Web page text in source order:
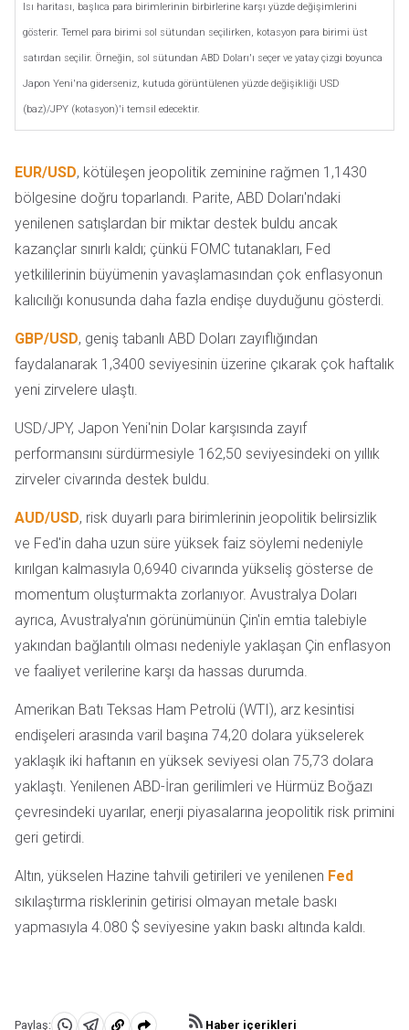
Isı haritası, başlıca para birimlerinin birbirlerine karşı yüzde değişimlerini
gösterir. Temel para birimi sol sütundan seçilirken, kotasyon para birimi üst
satırdan seçilir. Örneğin, sol sütundan ABD Doları'ı seçer ve yatay çizgi boyunca
Japon Yeni'na giderseniz, kutuda görüntülenen yüzde değişikliği USD
(baz)/JPY (kotasyon)'i temsil edecektir.
EUR/USD, kötüleşen jeopolitik zeminine rağmen 1,1430
bölgesine doğru toparlandı. Parite, ABD Doları'ndaki
yenilenen satışlardan bir miktar destek buldu ancak
kazançlar sınırlı kaldı; çünkü FOMC tutanakları, Fed
yetkililerinin büyümenin yavaşlamasından çok enflasyonun
kalıcılığı konusunda daha fazla endişe duyduğunu gösterdi.
GBP/USD, geniş tabanlı ABD Doları zayıflığından
faydalanarak 1,3400 seviyesinin üzerine çıkarak çok haftalık
yeni zirvelere ulaştı.
USD/JPY, Japon Yeni'nin Dolar karşısında zayıf
performansını sürdürmesiyle 162,50 seviyesindeki on yıllık
zirveler civarında destek buldu.
AUD/USD, risk duyarlı para birimlerinin jeopolitik belirsizlik
ve Fed'in daha uzun süre yüksek faiz söylemi nedeniyle
kırılgan kalmasıyla 0,6940 civarında yükseliş gösterse de
momentum oluşturmakta zorlanıyor. Avustralya Doları
ayrıca, Avustralya'nın görünümünün Çin'in emtia talebiyle
yakından bağlantılı olması nedeniyle yaklaşan Çin enflasyon
ve faaliyet verilerine karşı da hassas durumda.
Amerikan Batı Teksas Ham Petrolü (WTI), arz kesintisi
endişeleri arasında varil başına 74,20 dolara yükselerek
yaklaşık iki haftanın en yüksek seviyesi olan 75,73 dolara
yaklaştı. Yenilenen ABD-İran gerilimleri ve Hürmüz Boğazı
çevresindeki uyarılar, enerji piyasalarına jeopolitik risk primini
geri getirdi.
Altın, yükselen Hazine tahvili getirileri ve yenilenen Fed
sıkılaştırma risklerinin getirisi olmayan metale baskı
yapmasıyla 4.080 $ seviyesine yakın baskı altında kaldı.
Paylaş: Haber içerikleri